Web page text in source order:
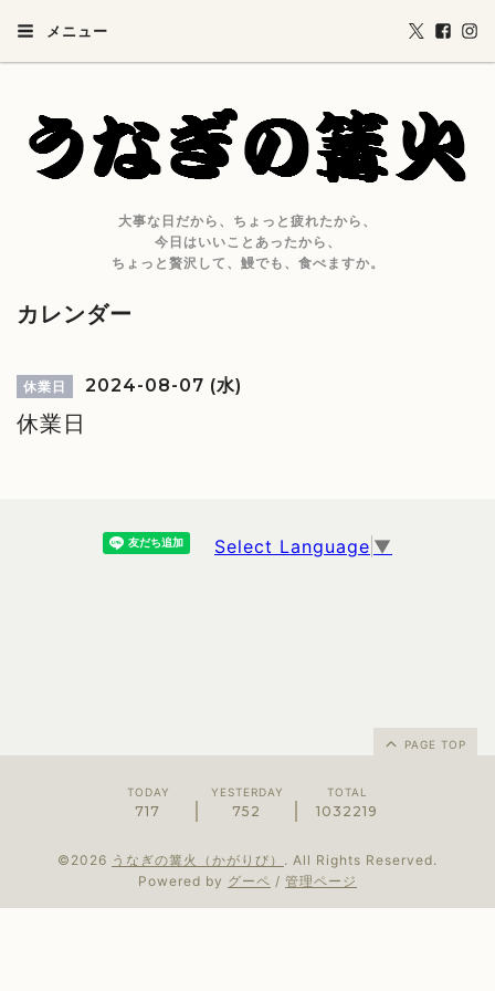
メニュー
大事な日だから、ちょっと疲れたから、
今日はいいことあったから、
ちょっと贅沢して、鰻でも、食べますか。
カレンダー
休業日 2024-08-07 (水)
休業日
Select Language ▼
PAGE TOP
TODAY
717
YESTERDAY
752
TOTAL
1032219
©2026 うなぎの篝火（かがりび） . All Rights Reserved.
Powered by グーペ / 管理ページ